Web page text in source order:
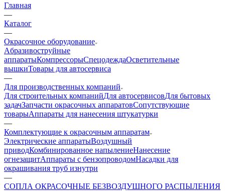
Главная
—
Каталог
—
Окрасочное оборудование
Aбразивоструйные
аппаратыКомпрессорыСпецодеждаОсветительные
вышкиТовары для автосервиса
—
Для производственных компаний
Для строительных компанийДля автосервисовДля бытовых
задачЗапчасти окрасочных аппаратовСопутствующие
товарыАппараты для нанесения штукатурки
—
Комплектующие к окрасочным аппаратам
Электрические аппаратыВоздушный
приводКомбинированное напылениеНанесение
огнезащитАппараты с бензопроводомНасадки для
окрашивания труб изнутри
—
СОПЛА ОКРАСОЧНЫЕ БЕЗВОЗДУШНОГО РАСПЫЛЕНИЯ